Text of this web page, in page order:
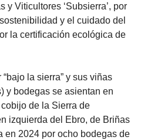
y Viticultores ‘Subsierra’, por
y el cuidado del
la certificación ecológica de
la sierra” y sus viñas
y bodegas se asientan en
de la Sierra de
izquierda del Ebro, de Briñas
en 2024 por ocho bodegas de